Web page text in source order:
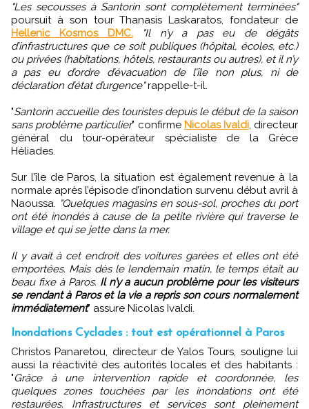
"Les secousses à Santorin sont complètement terminées"
poursuit à son tour Thanasis Laskaratos, fondateur de
Hellenic Kosmos DMC.
"Il n’y a pas eu de dégâts
d’infrastructures que ce soit publiques (hôpital, écoles, etc.)
ou privées (habitations, hôtels, restaurants ou autres), et il n’y
a pas eu d’ordre d’évacuation de l’île non plus, ni de
déclaration d’état d’urgence"rappelle-t-il.
"Santorin accueille des touristes depuis le début de la saison
sans problème particulier" confirme Nicolas Ivaldi, directeur
général du tour-opérateur spécialiste de la Grèce
Héliades.
Sur l’île de Paros, la situation est également revenue à la
normale après l’épisode d’inondation survenu début avril à
Naoussa. "Quelques magasins en sous-sol, proches du port
ont été inondés à cause de la petite rivière qui traverse le
village et qui se jette dans la mer.
Il y avait à cet endroit des voitures garées et elles ont été
emportées. Mais dès le lendemain matin, le temps était au
beau fixe à Paros. Il n’y a aucun problème pour les visiteurs
se rendant à Paros et la vie a repris son cours normalement
immédiatement" assure Nicolas Ivaldi.
Inondations Cyclades : tout est opérationnel à Paros
Christos Panaretou, directeur de Yalos Tours, souligne lui
aussi la réactivité des autorités locales et des habitants :
"Grâce à une intervention rapide et coordonnée, les
quelques zones touchées par les inondations ont été
restaurées. Infrastructures et services sont pleinement